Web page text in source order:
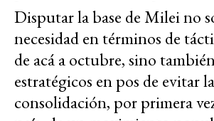
Disputar la base de Milei no
necesidad en términos de
de acá a octubre, sino
estratégicos en pos de evitar la
consolidación, por primera